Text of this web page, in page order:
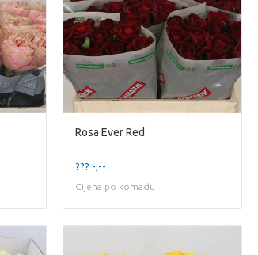
Rosa Ever Red
??? -,--
Cijena po komadu